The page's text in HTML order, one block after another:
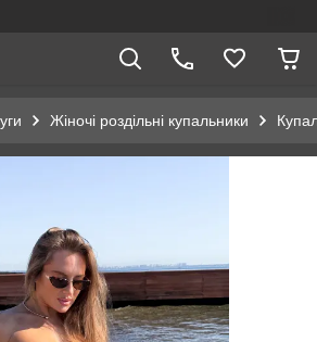
Жіночі роздільні купальники